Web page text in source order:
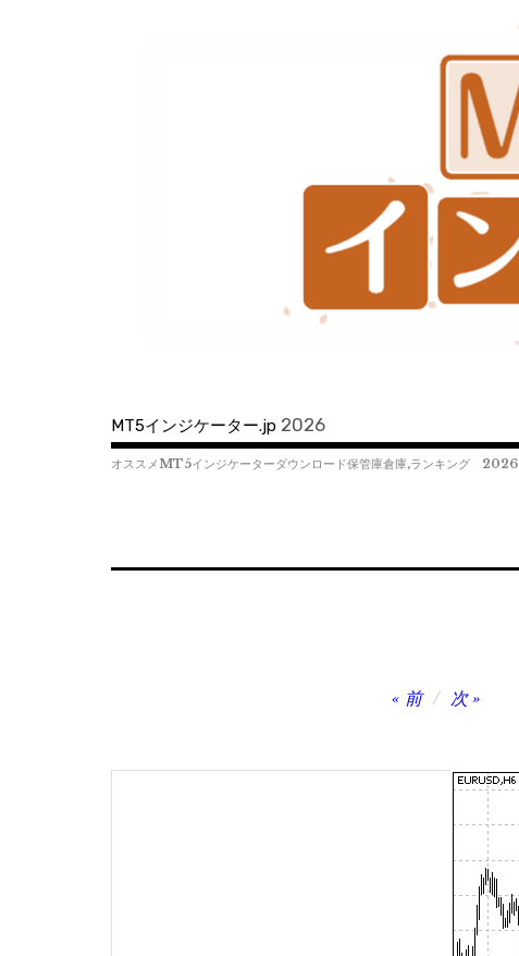
MT5インジケーター.jp 2026
オススメMT5インジケーターダウンロード保管庫倉庫,ランキング 2026
ナ
前 次